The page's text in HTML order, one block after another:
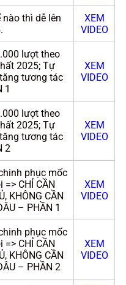
thì dễ lên
XEM
VIDEO
lượt theo
2025; Tự
tương tác
1
XEM
VIDEO
lượt theo
2025; Tự
tương tác
2
XEM
VIDEO
phục mốc
CHỈ CẦN
KHÔNG CẦN
– PHẦN 1
XEM
VIDEO
phục mốc
CHỈ CẦN
KHÔNG CẦN
– PHẦN 2
XEM
VIDEO